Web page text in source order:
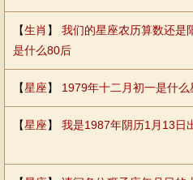
【生肖 】 我们的星座农历算数还是
是什么80后
【星座】 1979年十二月初一是什么
【星座】 我是1987年阴历1月13日